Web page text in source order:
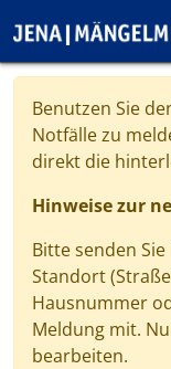
Benutzen Sie
Notfälle zu
direkt die
Hinweise zur
Bitte senden
Standort
Hausnummer
Meldung mit.
bearbeiten.